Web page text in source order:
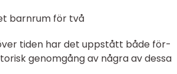
barnrum för två
tiden har det uppstått både för-
genomgång av några av dessa